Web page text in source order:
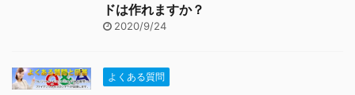
ドは作れますか？
2020/9/24
よくある質問